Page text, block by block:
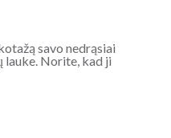
savo nedrąsiai
lauke. Norite, kad ji